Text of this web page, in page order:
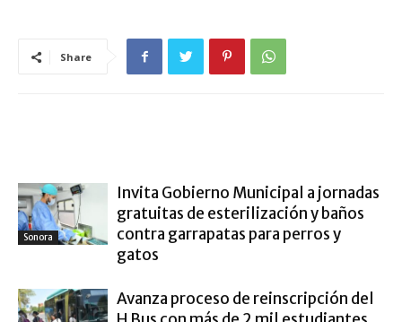
Share
Sonora
Invita Gobierno Municipal a jornadas
gratuitas de esterilización y baños
contra garrapatas para perros y
gatos
Avanza proceso de reinscripción del